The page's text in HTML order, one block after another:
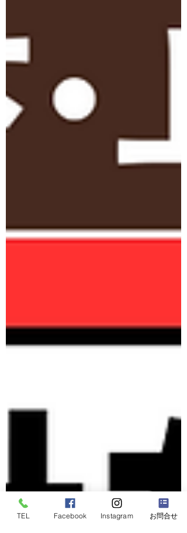
TEL Facebook Instagram お問合せ